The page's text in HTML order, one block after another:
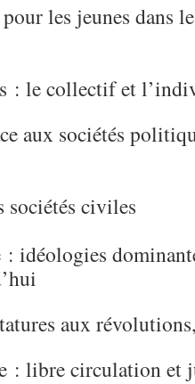
les jeunes dans
: le collectif et
aux sociétés
sociétés civiles
aux
: libre circulation et